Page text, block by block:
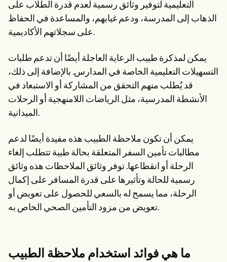
التعليمية لتوفير وثائق رسمية لعدم قدرة الطلاب على
الذهاب إلى المدرسة، ودعم غيابهم، والمساعدة في الحفاظ
على سجلاتهم الأكاديمية.
يمكن لمذكرة طبيب الرعاية العاجلة أيضًا أن تدعم طلبات
التسهيلات التعليمية الخاصة في المدارس. بالإضافة إلى ذلك،
قد يُطلب منهم التحقق من المشاركة أو الاستبعاد في
الأنشطة المدرسية، مثل الرياضات اللامنهجية أو الرحلات
الميدانية.
يمكن أن تكون ملاحظة الطبيب هذه مفيدة أيضًا لدعم
مطالبات تأمين السفر المتعلقة بحالة طبية تتطلب إلغاء
الرحلة أو انقطاعها. توفر وثائق الملاحظات هذه وثائق
رسمية للحالة وتأثيرها على قدرة المسافر على إكمال
الرحلة، مما يسمح له بالسعي للحصول على تعويض أو
تعويض من مزود التأمين الصحي الخاص به.
ما هي فوائد استخدام ملاحظة الطبيب